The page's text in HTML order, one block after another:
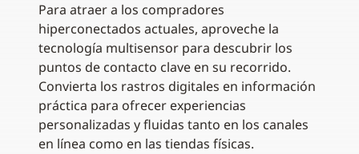
Para atraer a los compradores
hiperconectados actuales, aproveche la
tecnología multisensor para descubrir los
puntos de contacto clave en su recorrido.
Convierta los rastros digitales en información
práctica para ofrecer experiencias
personalizadas y fluidas tanto en los canales
en línea como en las tiendas físicas.